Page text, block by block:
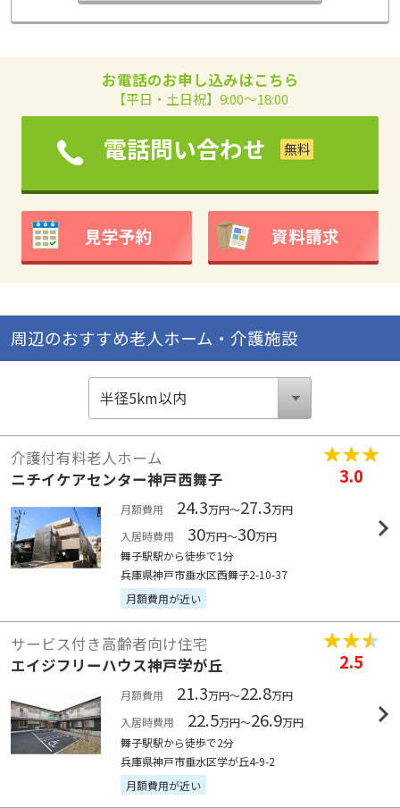
お電話のお申し込みはこちら
【平日・土日祝】9:00～18:00
電話問い合わせ
見学予約 資料請求
周辺のおすすめ老人ホーム・介護施設
介護付有料老人ホーム
ニチイケアセンター神戸西舞子
3.0
月額費用 24.3万円～27.3万円
入居時費用
30万円～30万円
舞子駅駅から徒歩で1分
兵庫県神戸市垂水区西舞子2-10-37
月額費用が近い
サービス付き高齢者向け住宅
エイジフリーハウス神戸学が丘
2.5
月額費用 21.3万円～22.8万円
入居時費用
22.5万円～26.9万円
舞子駅駅から徒歩で2分
兵庫県神戸市垂水区学が丘4-9-2
月額費用が近い